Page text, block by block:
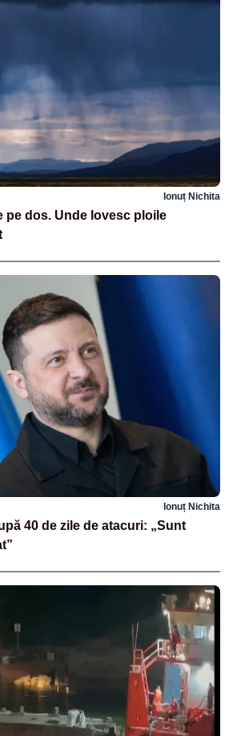
Ionuț Nichita
pe dos. Unde lovesc ploile
Ionuț Nichita
40 de zile de atacuri: „Sunt